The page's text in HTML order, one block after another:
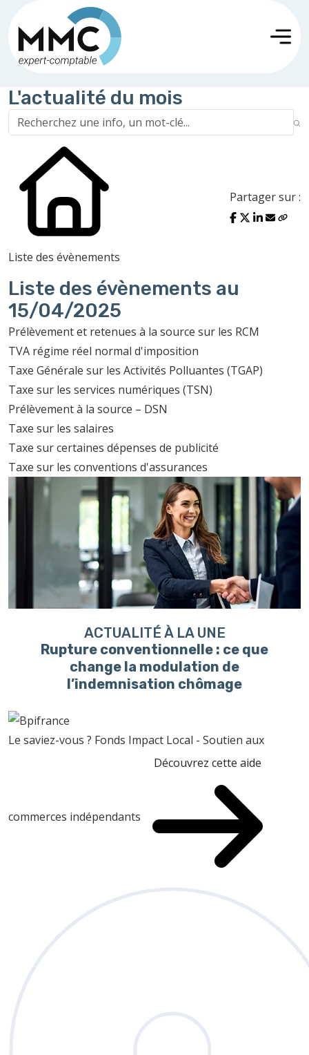
L'actualité du mois
Liste des évènements
Partager sur :
Liste des évènements au
15/04/2025
Prélèvement et retenues à la source sur les RCM
TVA régime réel normal d'imposition
Taxe Générale sur les Activités Polluantes (TGAP)
Taxe sur les services numériques (TSN)
Prélèvement à la source – DSN
Taxe sur les salaires
Taxe sur certaines dépenses de publicité
Taxe sur les conventions d'assurances
ACTUALITÉ À LA UNE
Rupture conventionnelle : ce que
change la modulation de
l’indemnisation chômage
Le saviez-vous ? Fonds Impact Local - Soutien aux
commerces indépendants
Découvrez cette aide